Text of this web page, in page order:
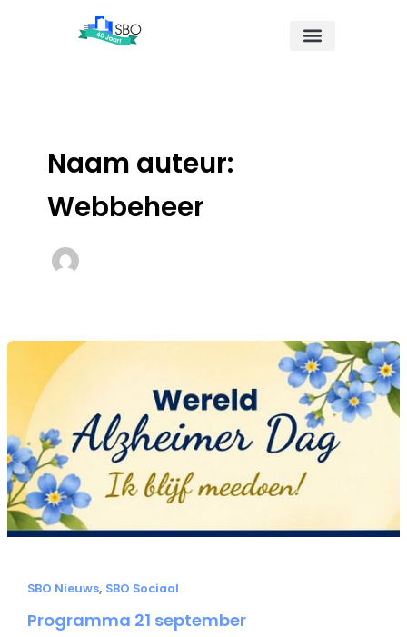
Naam auteur:
Webbeheer
SBO Nieuws, SBO Sociaal
Programma 21 september